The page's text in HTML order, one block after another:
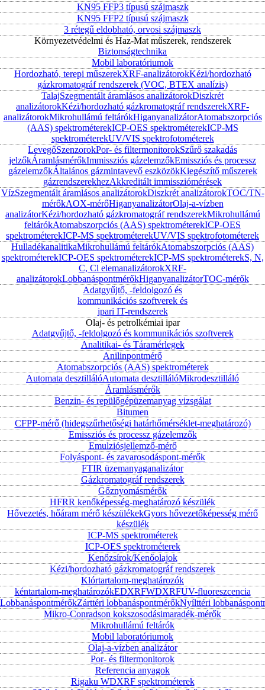
KN95 FFP3 típusú szájmaszk
KN95 FFP2 típusú szájmaszk
3 rétegű eldobható, orvosi szájmaszk
Környezetvédelmi és Haz-Mat műszerek, rendszerek
Biztonságtechnika
Mobil laboratóriumok
Hordozható, terepi műszerekXRF-analizátorokKézi/hordozható
gázkromatográf rendszerek (VOC, BTEX analízis)
TalajSzegmentált áramlásos analizátorokDiszkrét
analizátorokKézi/hordozható gázkromatográf rendszerekXRF-
analizátorokMikrohullámú feltárókHiganyanalizátorAtomabszorpciós
(AAS) spektrométerekICP-OES spektrométerekICP-MS
spektrométerekUV/VIS spektrofotométerek
LevegőSzenzorokPor- és filtermonitorokSzűrő szakadás
jelzőkÁramlásmérőkImmissziós gázelemzőkEmissziós és processz
gázelemzőkÁltalános gázmintavevő eszközökKiegészítő műszerek
gázrendszerekhezAkkreditált immissziómérések
VízSzegmentált áramlásos analizátorokDiszkrét analizátorokTOC/TN-
mérőkAOX-mérőHiganyanalizátorOlaj-a-vízben
analizátorKézi/hordozható gázkromatográf rendszerekMikrohullámú
feltárókAtomabszorpciós (AAS) spektrométerekICP-OES
spektrométerekICP-MS spektrométerekUV/VIS spektrofotométerek
HulladékanalitikaMikrohullámú feltárókAtomabszorpciós (AAS)
spektrométerekICP-OES spektrométerekICP-MS spektrométerekS, N,
C, Cl elemanalizátorokXRF-
analizátorokLobbanáspontmérőkHiganyanalizátorTOC-mérők
Adatgyűjtő, -feldolgozó és
kommunikációs szoftverek és
ipari IT-rendszerek
Olaj- és petrolkémiai ipar
Adatgyűjtő, -feldolgozó és kommunikációs szoftverek
Analitikai- és Táramérlegek
Anilinpontmérő
Atomabszorpciós (AAS) spektrométerek
Automata desztillálóAutomata desztillálóMikrodesztilláló
Áramlásmérők
Benzin- és repülőgépüzemanyag vizsgálat
Bitumen
CFPP-mérő (hidegszűrhetőségi határhőmérséklet-meghatározó)
Emissziós és processz gázelemzők
Emulziósjellemző-mérő
Folyáspont- és zavarosodáspont-mérők
FTIR üzemanyaganalizátor
Gázkromatográf rendszerek
Gőznyomásmérők
HFRR kenőképesség-meghatározó készülék
Hővezetés, hőáram mérő készülékekGyors hővezetőképesség mérő
készülék
ICP-MS spektrométerek
ICP-OES spektrométerek
Kenőzsírok/Kenőolajok
Kézi/hordozható gázkromatográf rendszerek
Klórtartalom-meghatározók
kéntartalom-meghatározókEDXRFWDXRFUV-fluoreszcencia
LobbanáspontmérőkZárttéri lobbanáspontmérőkNyílttéri
Mikro-Conradson kokszosodásimaradék-mérők
Mikrohullámú feltárók
Mobil laboratóriumok
Olaj-a-vízben analizátor
Por- és filtermonitorok
Referencia anyagok
Rigaku WDXRF spektrométerek